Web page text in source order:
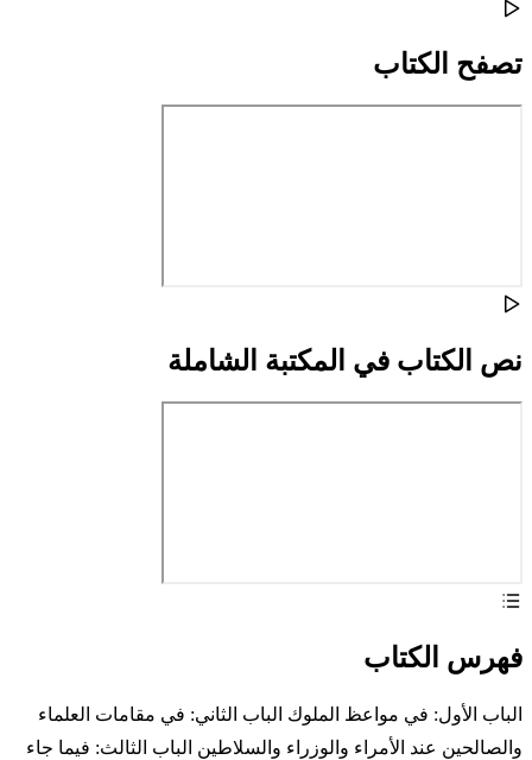
تصفح الكتاب
نص الكتاب في المكتبة الشاملة
فهرس الكتاب
الباب الأول: في مواعظ الملوك الباب الثاني: في مقامات العلماء
والصالحين عند الأمراء والوزراء والسلاطين الباب الثالث: فيما جاء